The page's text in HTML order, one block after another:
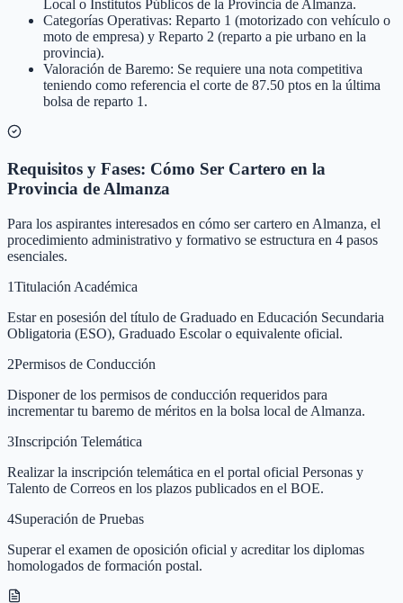
Local o Institutos Públicos de la Provincia de Almanza.
Categorías Operativas: Reparto 1 (motorizado con vehículo o
moto de empresa) y Reparto 2 (reparto a pie urbano en la
provincia).
Valoración de Baremo: Se requiere una nota competitiva
teniendo como referencia el corte de 87.50 ptos en la última
bolsa de reparto 1.
Requisitos y Fases: Cómo Ser Cartero en la
Provincia de Almanza
Para los aspirantes interesados en cómo ser cartero en Almanza, el
procedimiento administrativo y formativo se estructura en 4 pasos
esenciales.
1Titulación Académica
Estar en posesión del título de Graduado en Educación Secundaria
Obligatoria (ESO), Graduado Escolar o equivalente oficial.
2Permisos de Conducción
Disponer de los permisos de conducción requeridos para
incrementar tu baremo de méritos en la bolsa local de Almanza.
3Inscripción Telemática
Realizar la inscripción telemática en el portal oficial Personas y
Talento de Correos en los plazos publicados en el BOE.
4Superación de Pruebas
Superar el examen de oposición oficial y acreditar los diplomas
homologados de formación postal.